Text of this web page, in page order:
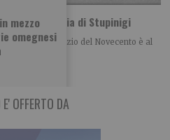
mezzo
omegnesi
di Caccia di Stupinigi
di corte all’inizio del Novecento è al
OFFERTO DA